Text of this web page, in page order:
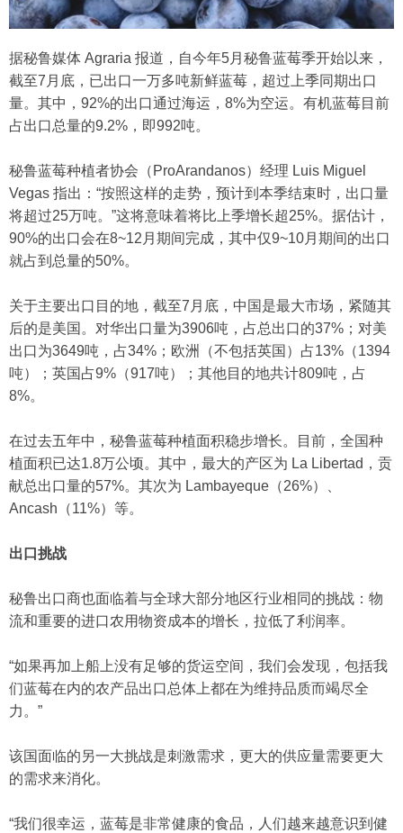
据秘鲁媒体 Agraria 报道，自今年5月秘鲁蓝莓季开始以来，
截至7月底，已出口一万多吨新鲜蓝莓，超过上季同期出口
量。其中，92%的出口通过海运，8%为空运。有机蓝莓目前
占出口总量的9.2%，即992吨。
秘鲁蓝莓种植者协会（ProArandanos）经理 Luis Miguel
Vegas 指出：“按照这样的走势，预计到本季结束时，出口量
将超过25万吨。”这将意味着将比上季增长超25%。据估计，
90%的出口会在8~12月期间完成，其中仅9~10月期间的出口
就占到总量的50%。
关于主要出口目的地，截至7月底，中国是最大市场，紧随其
后的是美国。对华出口量为3906吨，占总出口的37%；对美
出口为3649吨，占34%；欧洲（不包括英国）占13%（1394
吨）；英国占9%（917吨）；其他目的地共计809吨，占
8%。
在过去五年中，秘鲁蓝莓种植面积稳步增长。目前，全国种
植面积已达1.8万公顷。其中，最大的产区为 La Libertad，贡
献总出口量的57%。其次为 Lambayeque（26%）、
Ancash（11%）等。
出口挑战
秘鲁出口商也面临着与全球大部分地区行业相同的挑战：物
流和重要的进口农用物资成本的增长，拉低了利润率。
“如果再加上船上没有足够的货运空间，我们会发现，包括我
们蓝莓在内的农产品出口总体上都在为维持品质而竭尽全
力。”
该国面临的另一大挑战是刺激需求，更大的供应量需要更大
的需求来消化。
“我们很幸运，蓝莓是非常健康的食品，人们越来越意识到健